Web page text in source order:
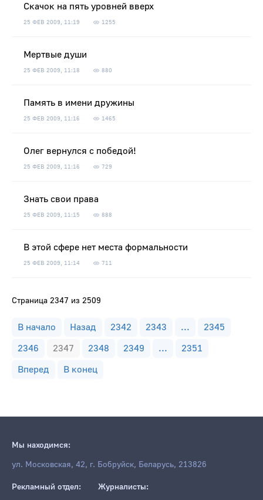
Скачок на пять уровней вверх
25 ФЕВ 2009, 11:19 1255
Мертвые души
25 ФЕВ 2009, 11:18 880
Память в имени дружины
25 ФЕВ 2009, 11:16 1465
Олег вернулся с победой!
25 ФЕВ 2009, 11:16 729
Знать свои права
25 ФЕВ 2009, 11:15 888
В этой сфере нет места формальности
25 ФЕВ 2009, 11:14 711
Страница 2347 из 2509
В начало Назад 2342 2343 ...
2345
2346
2347 2348 2349 ...
2351
Вперед
В конец
Мы находимся:
ул. Московская, 42, г. Бобруйск, Беларусь, 213826
Рекламный отдел: Журналисты: